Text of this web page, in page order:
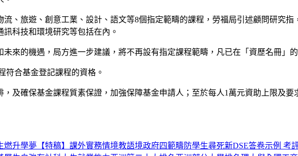
、旅遊、創意工業、設計、語文等8個指定範疇的課程，勞福局引述顧問研究
科技和環境研究等包括在內。
來的機遇，局方進一步建議，將不再設有指定課程範疇，凡已在「資歷名冊」
符合基金登記課程的資格。
及確保基金課程質素保證，加強保障基金申請人；至於每人1萬元資助上限及要
燃升學夢 【特稿】課外實務情境教語境政府四範疇防學生尋死新DSE答卷示例 考